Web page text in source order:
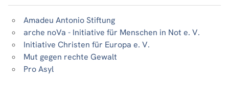
Amadeu Antonio Stiftung
arche noVa - Initiative für Menschen in Not e. V.
Initiative Christen für Europa e. V.
Mut gegen rechte Gewalt
Pro Asyl